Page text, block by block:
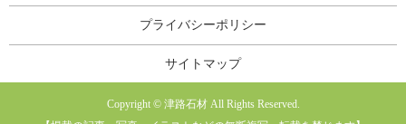
プライバシーポリシー
サイトマップ
Copyright © 津路石材 All Rights Reserved.